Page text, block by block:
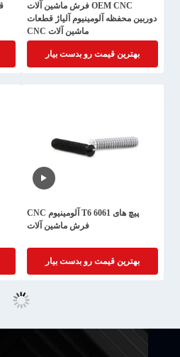
OEM CNC فرش ماشین آلات
دوربین محفظه آلومینیوم آلیاژ قطعات
ماشین آلات CNC
بهترین قیمت رو بدست بیار
پیچ های 6061 T6 آلومینیوم CNC
فرش ماشین آلات
بهترین قیمت رو بدست بیار